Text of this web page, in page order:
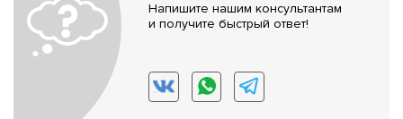
Напишите нашим консультантам
и получите быстрый ответ!